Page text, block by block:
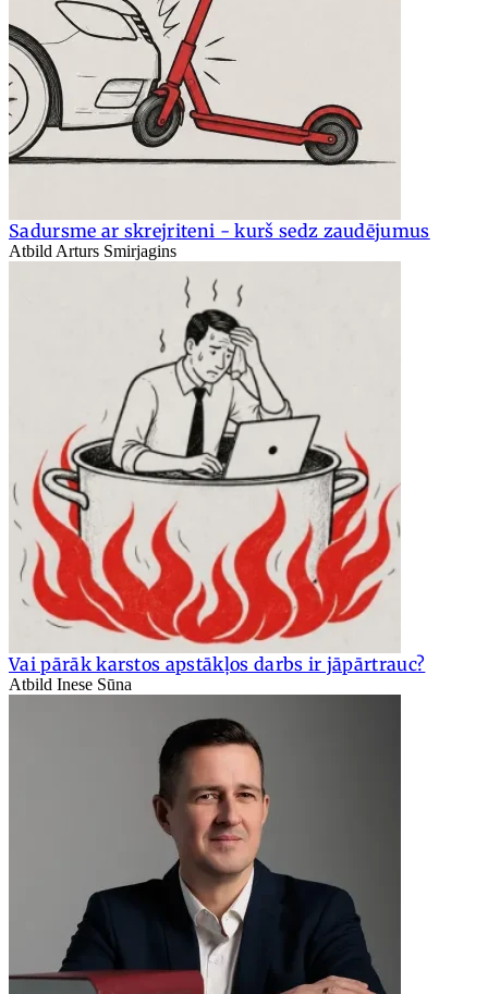
Sadursme ar skrejriteni - kurš sedz zaudējumus
Atbild Arturs Smirjagins
Vai pārāk karstos apstākļos darbs ir jāpārtrauc?
Atbild Inese Sūna